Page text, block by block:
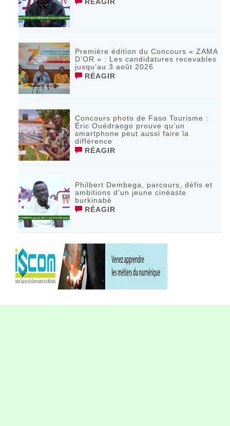
‎Première édition du Concours « ZAMA
D’OR » : Les candidatures recevables
jusqu’au 3 août 2026 ‎
RÉAGIR
Concours photo de Faso Tourisme :
Éric Ouédraogo prouve qu’un
smartphone peut aussi faire la
différence
RÉAGIR
Philbert Dembega, parcours, défis et
ambitions d’un jeune cinéaste
burkinabè
RÉAGIR